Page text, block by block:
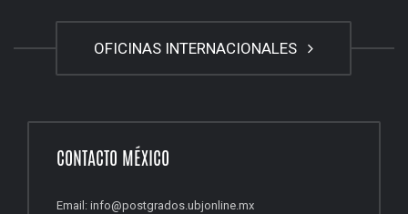
OFICINAS INTERNACIONALES
CONTACTO MÉXICO
Email: info@postgrados.ubjonline.mx